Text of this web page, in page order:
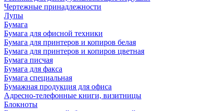
Чертежные принадлежности
Лупы
Бумага
Бумага для офисной техники
Бумага для принтеров и копиров белая
Бумага для принтеров и копиров цветная
Бумага писчая
Бумага для факса
Бумага специальная
Бумажная продукция для офиса
Адресно-телефонные книги, визитницы
Блокноты